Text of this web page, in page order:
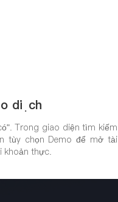
dịch
Trong giao diện tìm kiếm
tùy chọn Demo để mở tài
khoản thực.